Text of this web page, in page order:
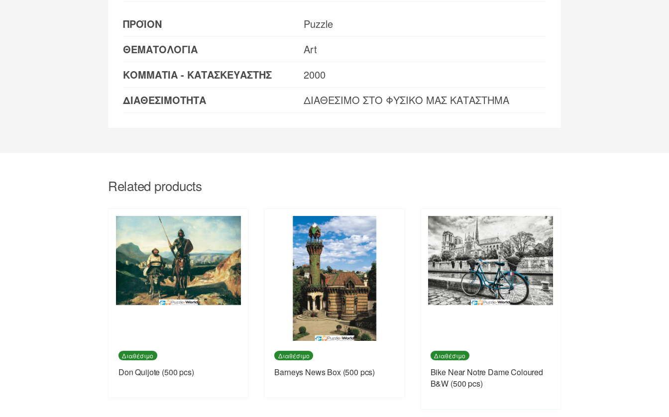
ΠΡΟΪΟΝ
Puzzle
ΘΕΜΑΤΟΛΟΓΙΑ
Art
ΚΟΜΜΑΤΙΑ - ΚΑΤΑΣΚΕΥΑΣΤΗΣ
2000
ΔΙΑΘΕΣΙΜΟΤΗΤΑ
ΔΙΑΘΕΣΙΜΟ ΣΤΟ ΦΥΣΙΚΟ ΜΑΣ ΚΑΤΑΣΤΗΜΑ
Related products
Διαθέσιμο
Don Quijote (500 pcs)
Διαθέσιμο
Barneys News Box (500 pcs)
Διαθέσιμο
Bike Near Notre Dame Coloured
B&W (500 pcs)